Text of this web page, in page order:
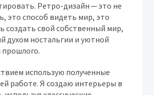
Ретро-дизайн ─ это не
это способ видеть мир, это
создать свой собственный мир,
духом ностальгии и уютной
использую полученные
работе. Я создаю интерьеры в